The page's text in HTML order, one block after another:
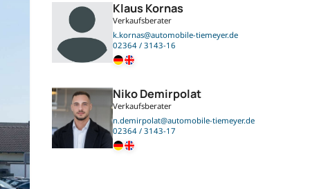
Klaus Kornas
Verkaufsberater
k.kornas@automobile-tiemeyer.de
02364 / 3143-16
Niko Demirpolat
Verkaufsberater
n.demirpolat@automobile-tiemeyer.de
02364 / 3143-17